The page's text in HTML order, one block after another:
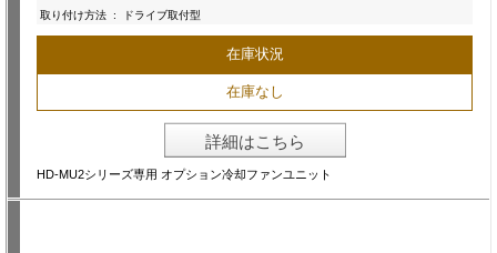
取り付け方法 : ドライブ取付型
在庫状況
在庫なし
詳細はこちら
HD-MU2シリーズ専用 オプション冷却ファンユニット